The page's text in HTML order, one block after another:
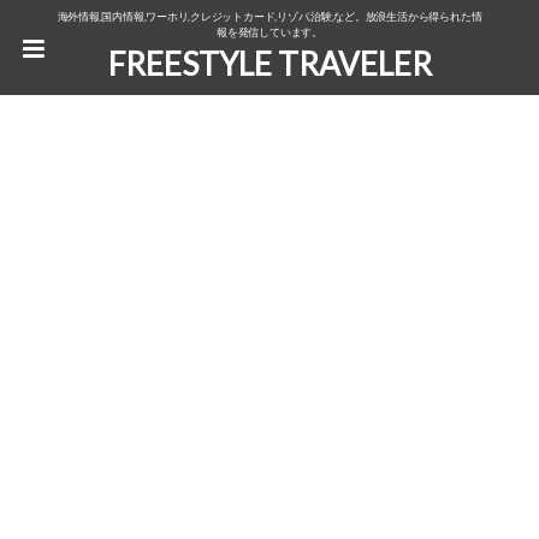
海外情報,国内情報,ワーホリ,クレジットカード,リゾバ,治験,など。放浪生活から得られた情
報を発信しています。
FREESTYLE TRAVELER